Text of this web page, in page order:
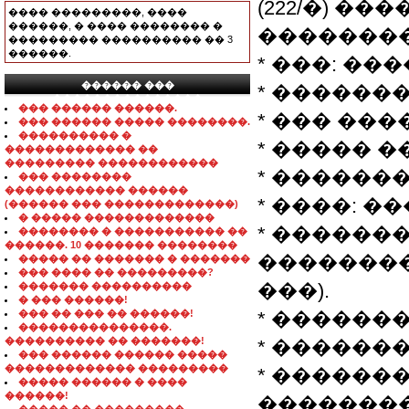
���� ���������, ����
������, � ���� �������� �
��������� ���������� �� 3
������.
������ ���
���������������
��� ������ ������.
��� ������ ����� ��������.
���������� �
������������� ��
��������� ������������
��� ��������
������������ ������
(������ ��� �������������)
� ����� �������������
�������� � ����������� ��
������. 10 ������� ��������
����� �� ������� � �������
��� ���� �� ���������?
������� ����������
� ��� ������!
��� �� ��� �� ������!
���������������.
���������� �� �������!
��� ������ ������ �����
������������� ���������
����� ������ � ����
������!
(222/�)
* ���:
*
* ���
* �����
*
* ����:
*
���).
*
*
*